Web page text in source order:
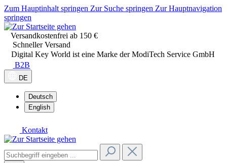
Zum Hauptinhalt springen Zur Suche springen Zur Hauptnavigation
springen
Versandkostenfrei ab 150 €
Schneller Versand
Digital Key World ist eine Marke der ModiTech Service GmbH
B2B
DE
Deutsch
English
Kontakt